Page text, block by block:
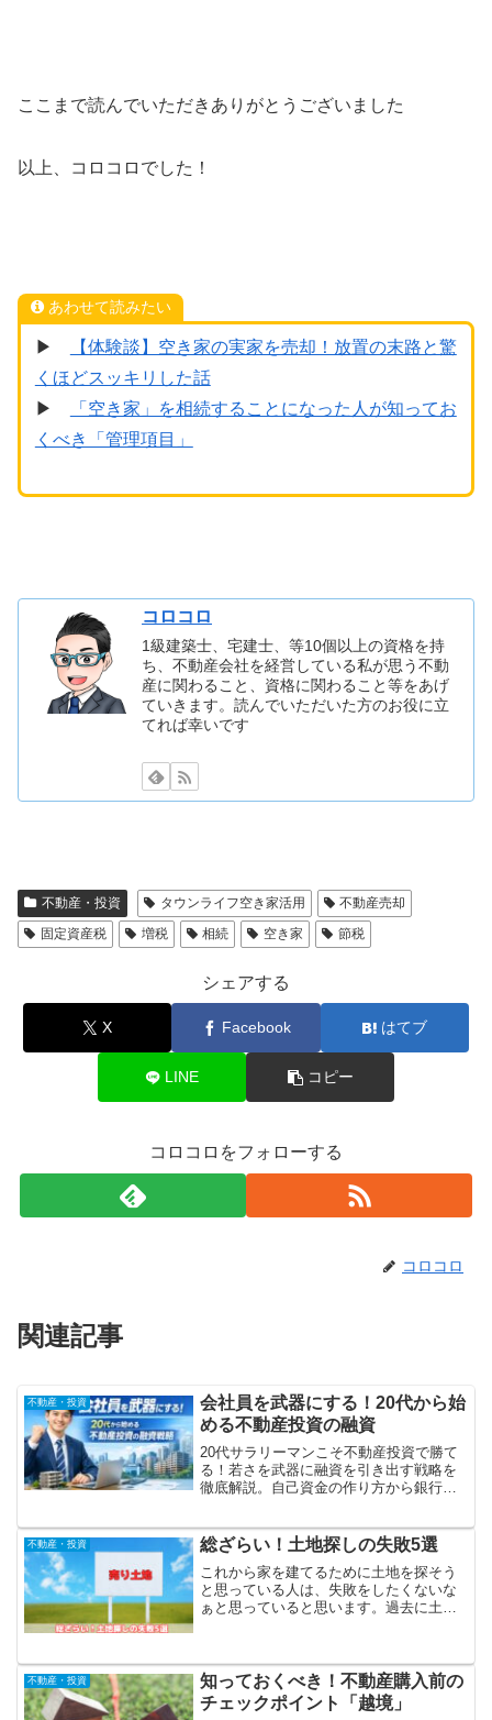
ここまで読んでいただきありがとうございました
以上、コロコロでした！
あわせて読みたい
▶
【体験談】空き家の実家を売却！放置の末路と驚
くほどスッキリした話
▶
「空き家」を相続することになった人が知ってお
くべき「管理項目」
コロコロ
1級建築士、宅建士、等10個以上の資格を持
ち、不動産会社を経営している私が思う不動
産に関わること、資格に関わること等をあげ
ていきます。読んでいただいた方のお役に立
てれば幸いです
不動産・投資 タウンライフ空き家活用
不動産売却
固定資産税
増税 相続 空き家 節税
シェアする
X Facebook はてブ
LINE コピー
コロコロをフォローする
コロコロ
関連記事
不動産・投資
会社員を武器にする！20代から始
める不動産投資の融資
20代サラリーマンこそ不動産投資で勝て
る！若さを武器に融資を引き出す戦略を
徹底解説。自己資金の作り方から銀行選
不動産・投資 総ざらい！土地探しの失敗5選
これから家を建てるために土地を探そう
と思っている人は、失敗をしたくないな
ぁと思っていると思います。過去に土地
頑張ってほしいと思います。
不動産・投資
知っておくべき！不動産購入前の
チェックポイント「越境」